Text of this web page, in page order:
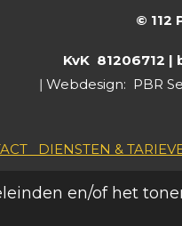
en/of het
© 112
KvK 81206712 |
ǀ Webdesign: PBR
DIENSTEN &